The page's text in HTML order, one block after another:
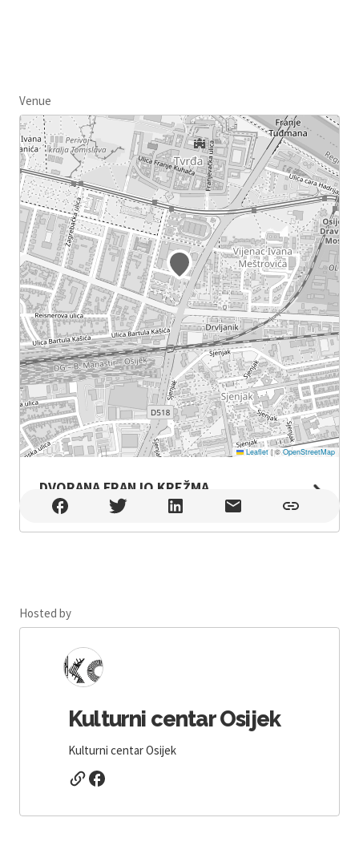
Venue
Leaflet |©OpenStreetMap
DVORANA FRANJO KREŽMA
DVORANA FRANJO KREŽMA , Osijek
Hosted by
Kulturni centar Osijek
Kulturni centar Osijek